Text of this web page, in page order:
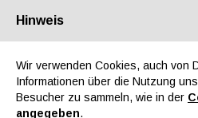
Über uns Partner Kontakt
Hinweis
Wir verwenden Cookies, auch von
Informationen über die Nutzung
Besucher zu sammeln, wie in der
angegeben.